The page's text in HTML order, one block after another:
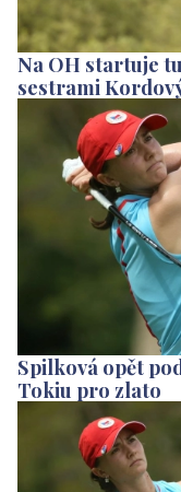
Na OH startuje
sestrami
Spilková opět
Tokiu pro zlato